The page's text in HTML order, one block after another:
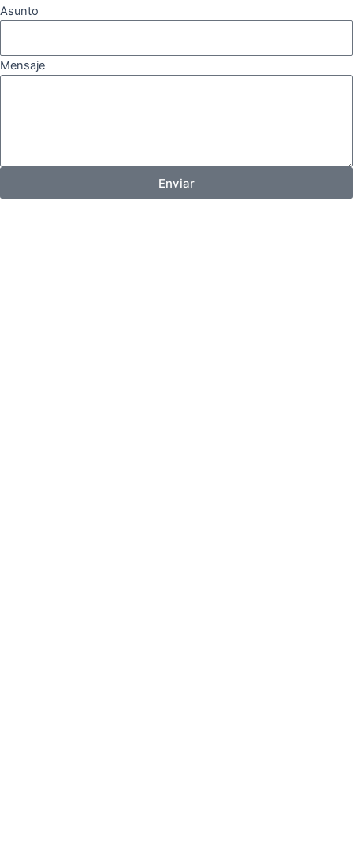
Asunto
Mensaje
Enviar